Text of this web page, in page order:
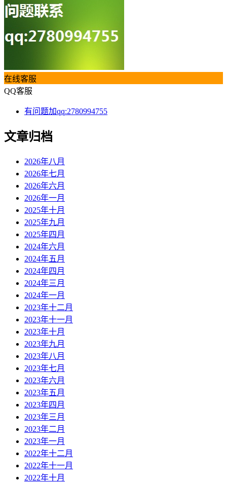
在线客服
QQ客服
有问题加qq:2780994755
文章归档
2026年八月
2026年七月
2026年六月
2026年一月
2025年十月
2025年九月
2025年四月
2024年六月
2024年五月
2024年四月
2024年三月
2024年一月
2023年十二月
2023年十一月
2023年十月
2023年九月
2023年八月
2023年七月
2023年六月
2023年五月
2023年四月
2023年三月
2023年二月
2023年一月
2022年十二月
2022年十一月
2022年十月